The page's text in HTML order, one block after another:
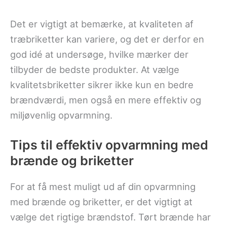
Det er vigtigt at bemærke, at kvaliteten af
træbriketter kan variere, og det er derfor en
god idé at undersøge, hvilke mærker der
tilbyder de bedste produkter. At vælge
kvalitetsbriketter sikrer ikke kun en bedre
brændværdi, men også en mere effektiv og
miljøvenlig opvarmning.
Tips til effektiv opvarmning med
brænde og briketter
For at få mest muligt ud af din opvarmning
med brænde og briketter, er det vigtigt at
vælge det rigtige brændstof. Tørt brænde har